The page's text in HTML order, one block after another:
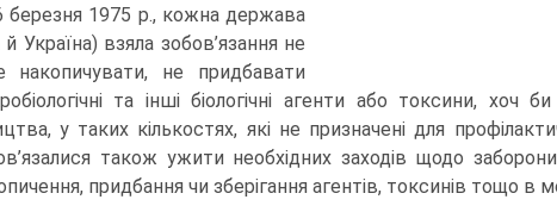
березня 1975 р., кожна держава
Україна) взяла зобов’язання не
накопичувати, не придбавати
та інші біологічні агенти або токсини, хоч
у таких кількостях, які не призначені для
також ужити необхідних заходів щодо
придбання чи зберігання агентів, токсинів тощо в